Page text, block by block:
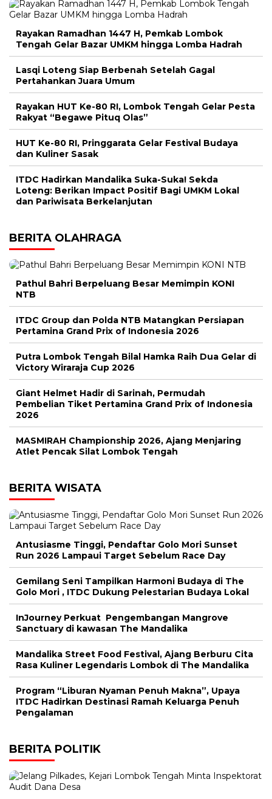
Rayakan Ramadhan 1447 H, Pemkab Lombok
Tengah Gelar Bazar UMKM hingga Lomba Hadrah
Lasqi Loteng Siap Berbenah Setelah Gagal
Pertahankan Juara Umum
Rayakan HUT Ke-80 RI, Lombok Tengah Gelar Pesta
Rakyat “Begawe Pituq Olas”
HUT Ke-80 RI, Pringgarata Gelar Festival Budaya
dan Kuliner Sasak
ITDC Hadirkan Mandalika Suka-Suka! Sekda
Loteng: Berikan Impact Positif Bagi UMKM Lokal
dan Pariwisata Berkelanjutan
BERITA OLAHRAGA
Pathul Bahri Berpeluang Besar Memimpin KONI
NTB
ITDC Group dan Polda NTB Matangkan Persiapan
Pertamina Grand Prix of Indonesia 2026
Putra Lombok Tengah Bilal Hamka Raih Dua Gelar di
Victory Wiraraja Cup 2026
Giant Helmet Hadir di Sarinah, Permudah
Pembelian Tiket Pertamina Grand Prix of Indonesia
2026
MASMIRAH Championship 2026, Ajang Menjaring
Atlet Pencak Silat Lombok Tengah
BERITA WISATA
Antusiasme Tinggi, Pendaftar Golo Mori Sunset
Run 2026 Lampaui Target Sebelum Race Day
Gemilang Seni Tampilkan Harmoni Budaya di The
Golo Mori , ITDC Dukung Pelestarian Budaya Lokal
InJourney Perkuat Pengembangan Mangrove
Sanctuary di kawasan The Mandalika
Mandalika Street Food Festival, Ajang Berburu Cita
Rasa Kuliner Legendaris Lombok di The Mandalika
Program “Liburan Nyaman Penuh Makna”, Upaya
ITDC Hadirkan Destinasi Ramah Keluarga Penuh
Pengalaman
BERITA POLITIK